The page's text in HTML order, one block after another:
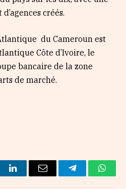
créés.
du Cameroun est
Côte d’Ivoire, le
bancaire de la zone
de marché.
LinkedInEmail Telegram